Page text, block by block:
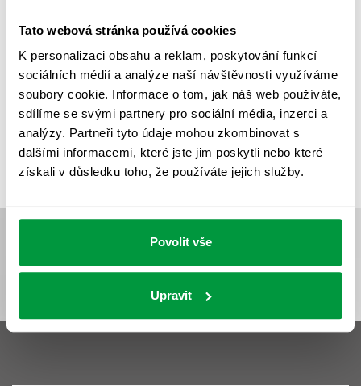
Tato webová stránka používá cookies
K personalizaci obsahu a reklam, poskytování funkcí
sociálních médií a analýze naší návštěvnosti využíváme
soubory cookie. Informace o tom, jak náš web používáte,
sdílíme se svými partnery pro sociální média, inzerci a
analýzy. Partneři tyto údaje mohou zkombinovat s
dalšími informacemi, které jste jim poskytli nebo které
získali v důsledku toho, že používáte jejich služby.
Povolit vše
Upravit
VÝPOČET OSVĚTLENÍ VÝPOČET ZASTÍNĚNÍ
VÝPOČTY A NÁVRHY
ZKOUŠKY NOUZOVÉHO OSVĚTLENÍ